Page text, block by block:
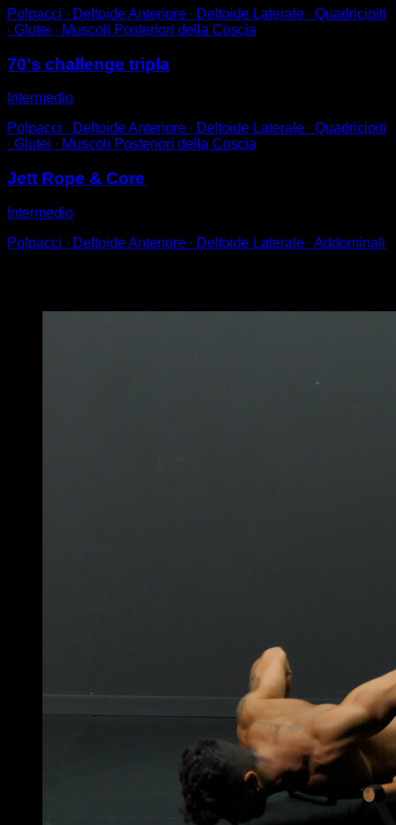
Polpacci ∙ Deltoide Anteriore ∙ Deltoide Laterale ∙ Quadricipiti
∙ Glutei ∙ Muscoli Posteriori della Coscia
70's challenge tripla
Intermedio
Polpacci ∙ Deltoide Anteriore ∙ Deltoide Laterale ∙ Quadricipiti
∙ Glutei ∙ Muscoli Posteriori della Coscia
Jett Rope & Core
Intermedio
Polpacci ∙ Deltoide Anteriore ∙ Deltoide Laterale ∙ Addominali